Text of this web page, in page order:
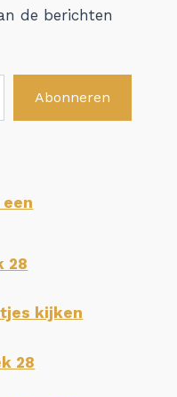
de berichten
Abonneren
28
kijken
28